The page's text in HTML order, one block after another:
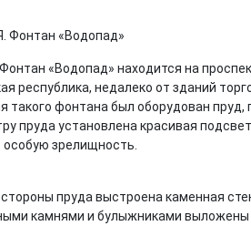
Фонтан «Водопад» находится на
республика, недалеко от зданий
такого фонтана был оборудован
пруда установлена красивая
особую зрелищность.
пруда выстроена каменная
камнями и булыжниками выложены